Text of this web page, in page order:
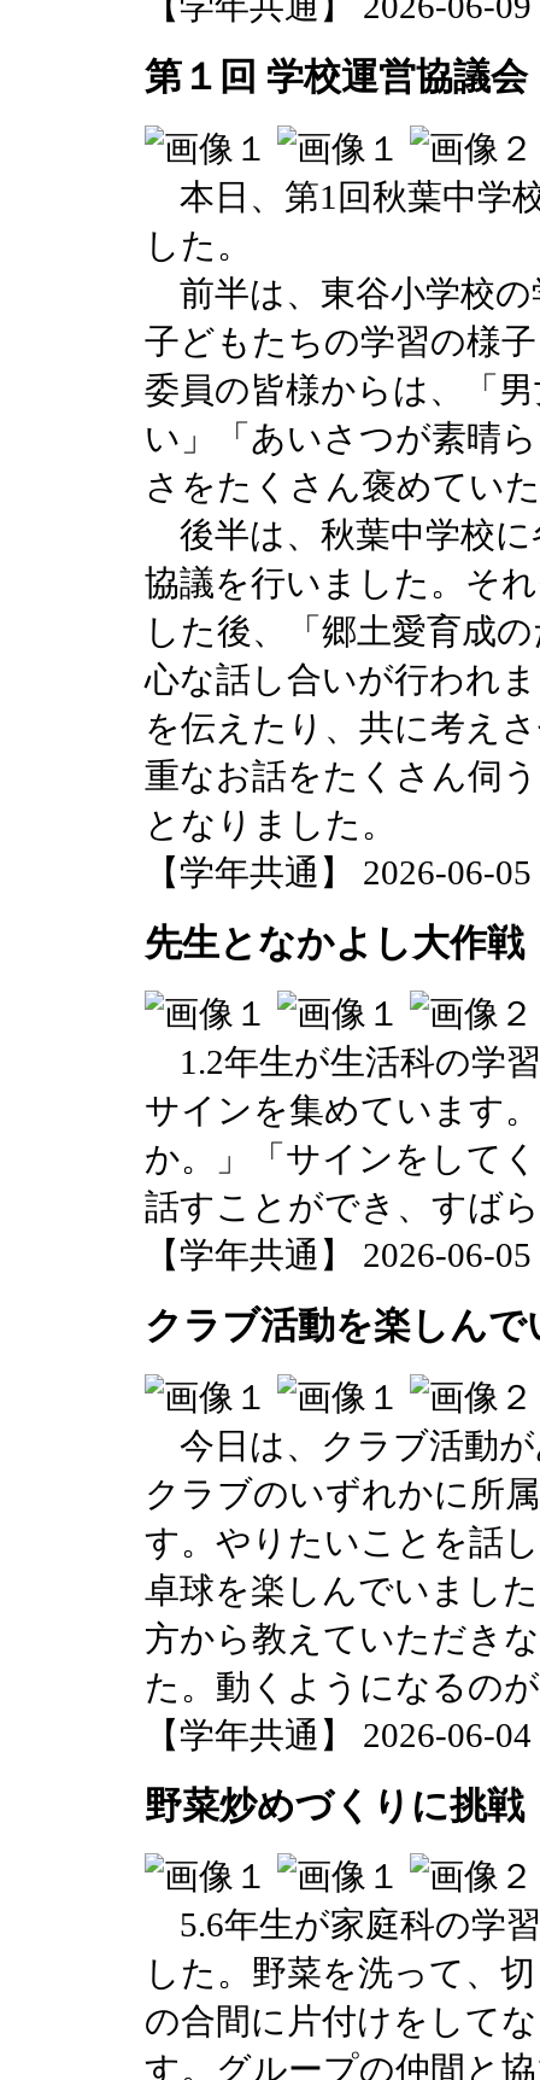
第１回 学校運営協議会
本日、第1回秋葉中学
した。
前半は、東谷小学校の
子どもたちの学習の様
委員の皆様からは、「
い」「あいさつが素晴
さをたくさん褒めてい
後半は、秋葉中学校に
協議を行いました。そ
した後、「郷土愛育成
心な話し合いが行われ
を伝えたり、共に考え
重なお話をたくさん伺
となりました。
【学年共通】 2026-06-
先生となかよし大作戦
1.2年生が生活科の学
サインを集めています
か。」「サインをして
話すことができ、すば
【学年共通】 2026-06-
クラブ活動を楽しんで
今日は、クラブ活動
クラブのいずれかに所
す。やりたいことを話
卓球を楽しんでいまし
方から教えていただき
た。動くようになるの
【学年共通】 2026-06-
野菜炒めづくりに挑戦
5.6年生が家庭科の学
した。野菜を洗って、
の合間に片付けをして
す。グループの仲間と